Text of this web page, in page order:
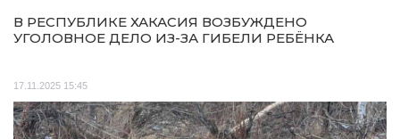
В РЕСПУБЛИКЕ ХАКАСИЯ ВОЗБУЖДЕНО
УГОЛОВНОЕ ДЕЛО ИЗ-ЗА ГИБЕЛИ РЕБЁНКА
17.11.2025 15:45